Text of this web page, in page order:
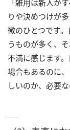
「雑用は新人が
りや決めつけが
徴のひとつです
うものが多く、
不満に感じます
場合もあるのに
しいのか、必要